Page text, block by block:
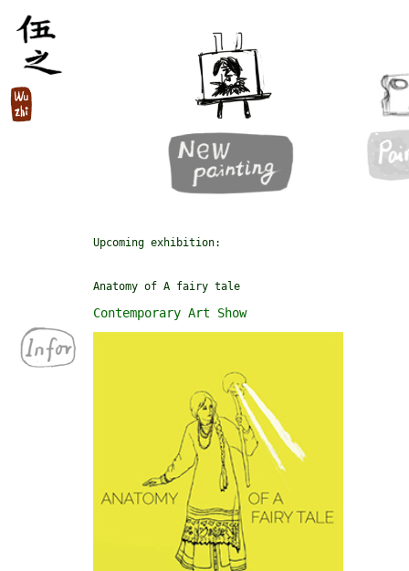
Upcoming exhibition:
Anatomy of A fairy tale
Contemporary Art Show